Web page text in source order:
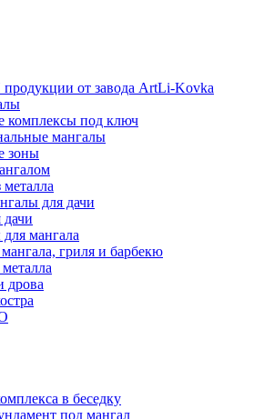
от завода ArtLi-Kovka
комплексы под ключ
мангалы
зоны
для дачи
дачи
мангала
гриля и барбекю
дрова
в беседку
под мангал